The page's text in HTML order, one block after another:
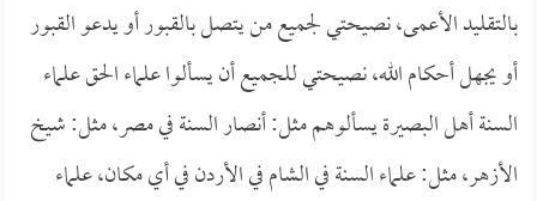
بالتقليد الأعمى، نصيحتي لجميع من يتصل بالقبور أو يدعو القبور
أو يجهل أحكام الله، نصيحتي للجميع أن يسألوا علماء الحق علماء
السنة أهل البصيرة يسألوهم مثل: أنصار السنة في مصر، مثل: شيخ
الأزهر، مثل: علماء السنة في الشام في الأردن في أي مكان، علماء